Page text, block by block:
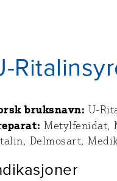
bruksnavn: U-
Metylfenidat,
Delmosart,